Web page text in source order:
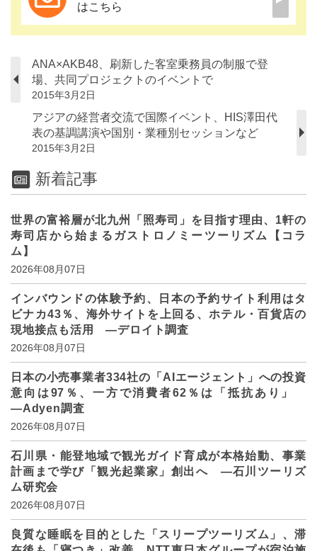
はこちら
ANA×AKB48、刷新した客室乗務員の制服で登
場、共同プロジェクトのイベントで
2015年3月2日
アジアの経営者交流で国際イベント、HIS澤田代
表の基調講演や国別・業種別セッションなど
2015年3月2日
新着記事
世界の富裕層が北九州「照寿司」を目指す理由、1軒の
寿司店から始まるガストロノミーツーリズム【コラ
ム】
2026年08月07日
インバウンドの体験予約、日本の予約サイト利用はタ
ビナカ43％、海外サイトを上回る、ホテル・百貨店の
現地接点も活用 ―デロイト調査
2026年08月07日
日本の小売事業者334社の「AIエージェント」への投資
意向は97％、一方で消費者62％は「抵抗あり」
―Adyen調査
2026年08月07日
石川県・能登地域で観光ガイド育成が本格始動、事業
計画まで学び「観光起業家」創出へ ―石川ツーリズ
ム研究会
2026年08月07日
良質な睡眠を目的とした「スリープツーリズム」、滞